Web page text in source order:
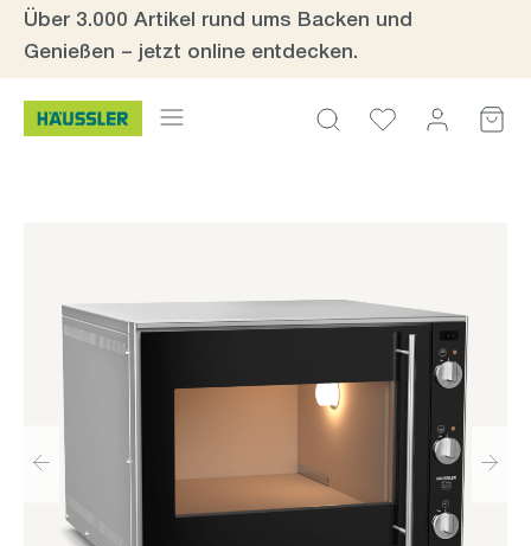
Zum Hauptinhalt springen
Über 3.000 Artikel rund ums Backen und
Genießen – jetzt online entdecken.